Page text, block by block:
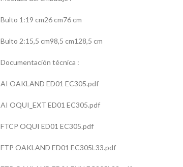
Bulto 1:19 cm26 cm76 cm
Bulto 2:15,5 cm98,5 cm128,5 cm
Documentación técnica :
AI OAKLAND ED01 EC305.pdf
AI OQUI_EXT ED01 EC305.pdf
FTCP OQUI ED01 EC305.pdf
FTP OAKLAND ED01 EC305L33.pdf